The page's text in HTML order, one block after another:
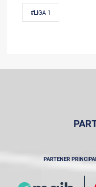
#LIGA 1
PARTENER